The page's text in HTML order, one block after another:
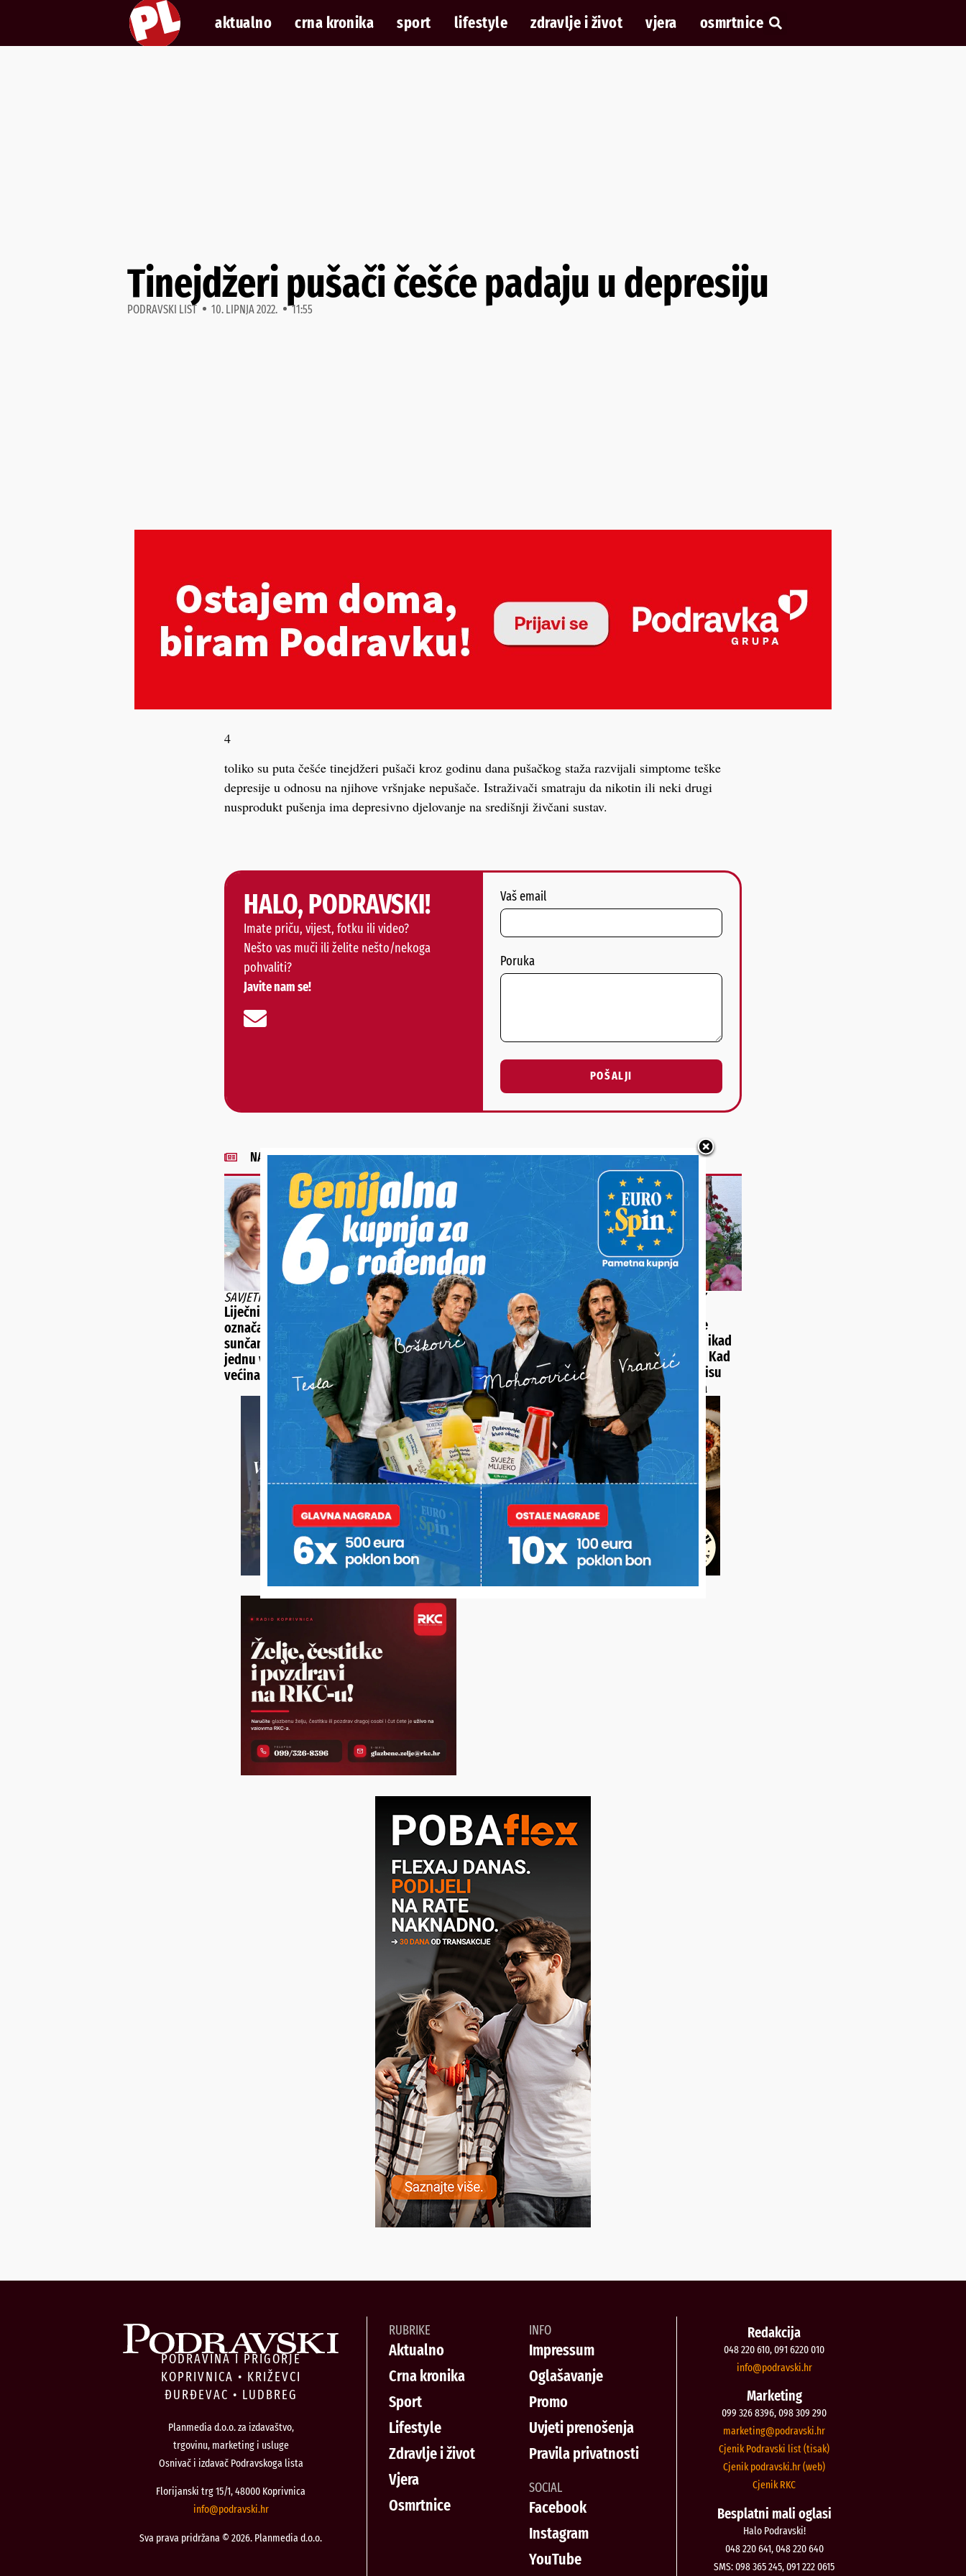
aktualno crna kronika sport lifestyle zdravlje i život vjera osmrtnice
Tinejdžeri pušači češće padaju u depresiju
PODRAVSKI LIST 10. LIPNJA 2022. 11:55
4
toliko su puta češće tinejdžeri pušači kroz godinu dana pušačkog staža razvijali simptome teške
depresije u odnosu na njihove vršnjake nepušače. Istraživači smatraju da nikotin ili neki drugi
nusprodukt pušenja ima depresivno djelovanje na središnji živčani sustav.
HALO, PODRAVSKI!
Imate priču, vijest, fotku ili video?
Nešto vas muči ili želite nešto/nekoga
pohvaliti?
Javite nam se!
Vaš email
Poruka
POŠALJI
NAJNOVIJE VIJESTI
SAVJETI DR. IVANE BARDEK
Liječnica pojasnila što točno
označava SPF na kremi za
sunčanje i upozorila na
jednu važnu stvar koju
većina ljudi ne zna
PODRAVINA I PRIGORJE I DALJE
GUBE STANOVNIŠTVO
U pojedinim mjestima duplo
više umrlih od rođenih,
brakovi najugroženiji u
Rasinji
NEVJEROJATNA RAJČICA IZ
GRABROVNICE
Je li u vrtu bake Božice
izrasla najveća rajčica ikad
uzgojena u Hrvatskoj? Kad
su je stavili na vagu, nisu
vjerovali svojim očima
PODRAVINA I PRIGORJE
KOPRIVNICA • KRIŽEVCI
ĐURĐEVAC • LUDBREG
Planmedia d.o.o. za izdavaštvo,
trgovinu, marketing i usluge
Osnivač i izdavač Podravskoga lista
Florijanski trg 15/1, 48000 Koprivnica
rh.iksvardop
@ofni
Sva prava pridržana © 2026. Planmedia d.o.o.
RUBRIKE
Aktualno
Crna kronika
Sport
Lifestyle
Zdravlje i život
Vjera
Osmrtnice
INFO
Impressum
Oglašavanje
Promo
Uvjeti prenošenja
Pravila privatnosti
SOCIAL
Facebook
Instagram
YouTube
Redakcija
048 220 610, 091 6220 010
rh.iksvardop
@ofni
Marketing
099 326 8396, 098 309 290
rh.iksvardop
@gnitekram
Cjenik Podravski list (tisak)
Cjenik podravski.hr (web)
Cjenik RKC
Besplatni mali oglasi
Halo Podravski!
048 220 641, 048 220 640
SMS: 098 365 245, 091 222 0615